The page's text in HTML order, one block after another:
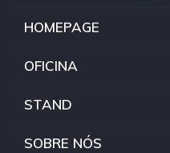
HOMEPAGE
OFICINA
STAND
SOBRE NÓS